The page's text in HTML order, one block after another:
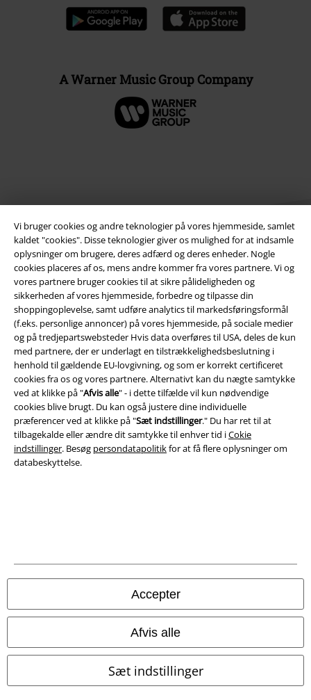
Vi bruger cookies og andre teknologier på vores hjemmeside, samlet
kaldet "cookies". Disse teknologier giver os mulighed for at indsamle
oplysninger om brugere, deres adfærd og deres enheder. Nogle
cookies placeres af os, mens andre kommer fra vores partnere. Vi og
vores partnere bruger cookies til at sikre pålideligheden og
sikkerheden af ​​vores hjemmeside, forbedre og tilpasse din
shoppingoplevelse, samt udføre analytics til markedsføringsformål
(f.eks. personlige annoncer) på vores hjemmeside, på sociale medier
og på tredjepartswebsteder Hvis data overføres til USA, deles de kun
med partnere, der er underlagt en tilstrækkelighedsbeslutning i
henhold til gældende EU-lovgivning, og som er korrekt certificeret
cookies fra os og vores partnere. Alternativt kan du nægte samtykke
ved at klikke på "Afvis alle" - i dette tilfælde vil kun nødvendige
cookies blive brugt. Du kan også justere dine individuelle
præferencer ved at klikke på "Sæt indstillinger." Du har ret til at
tilbagekalde eller ændre dit samtykke til enhver tid iCokie
indstillinger. Besøg persondatapolitikfor at få flere oplysninger om
databeskyttelse.
Accepter
Afvis alle
Sæt indstillinger
A Warner Music Group Company
Juridisk
Salgs-, medlems- & leveringsbetingelser
Om EMP Danmark
Persondatapolitik
Bortskaffelse af affald og miljøbeskyttelse
Overensstemmelseserklæring
Oplysninger om tilgængelighed